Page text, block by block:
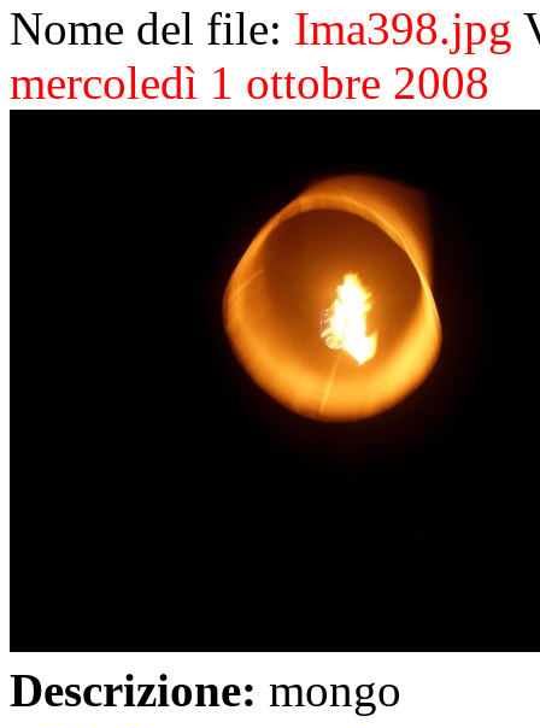
Nome del file: Ima398.jpg
mercoledì 1 ottobre 2008
Descrizione: mongo